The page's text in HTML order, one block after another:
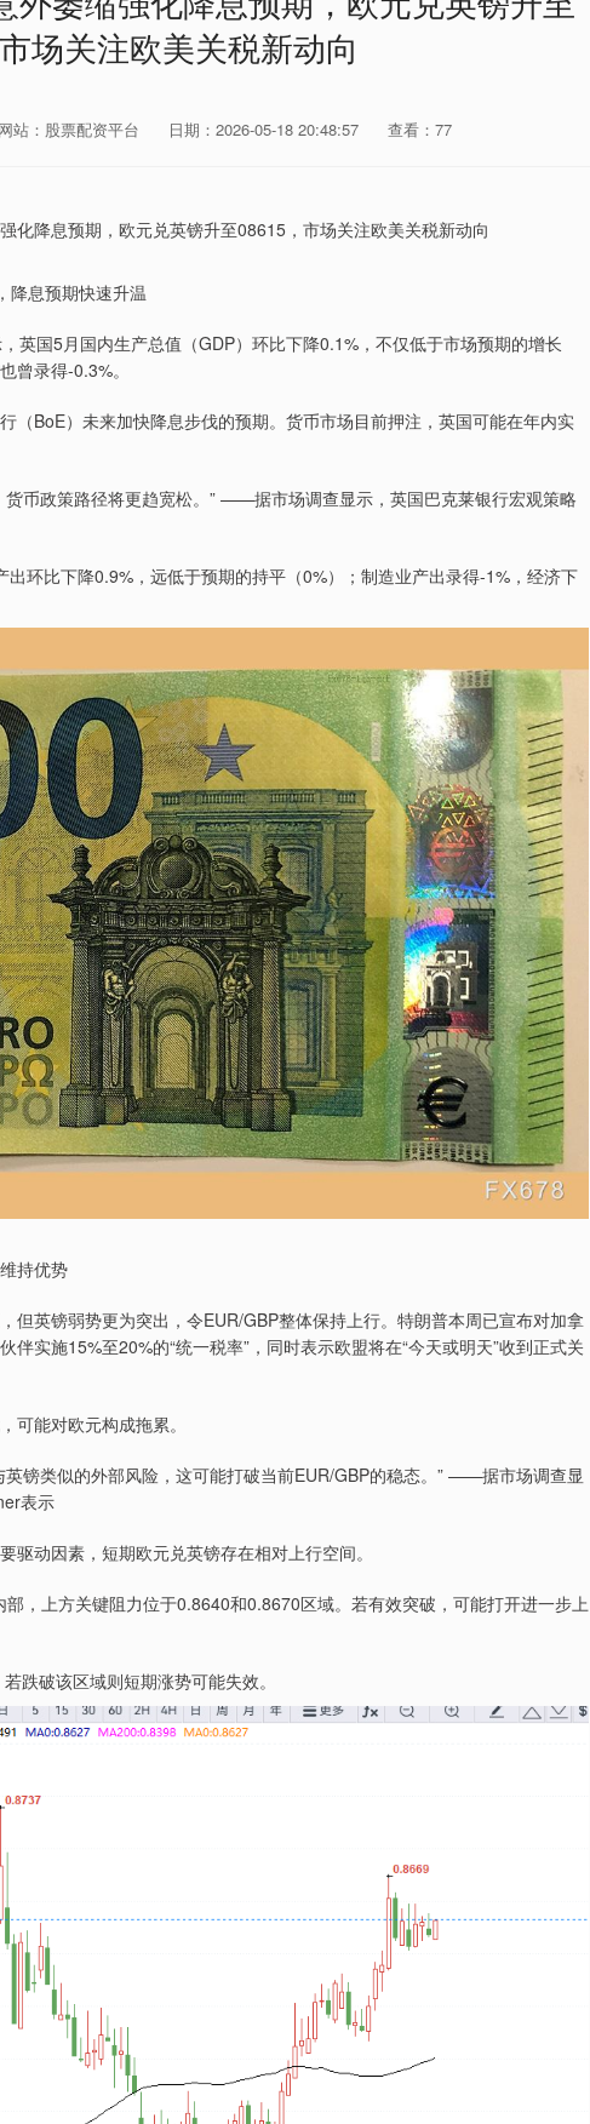
场关注欧美关税新动向
网站：股票配资平台 日期：2026-05-18 20:48:57 查看：77
息预期快速升温
国5月国内生产总值（GDP）环比下降0.1%，不仅低于市场预期的增长
曾录得-0.3%。
BoE）未来加快降息步伐的预期。货币市场目前押注，英国可能在年内实
币政策路径将更趋宽松。” ——据市场调查显示，英国巴克莱银行宏观策略
环比下降0.9%，远低于预期的持平（0%）；制造业产出录得-1%，经济下
持优势
英镑弱势更为突出，令EUR/GBP整体保持上行。特朗普本周已宣布对加拿
实施15%至20%的“统一税率”，同时表示欧盟将在“今天或明天”收到正式关
能对欧元构成拖累。
镑类似的外部风险，这可能打破当前EUR/GBP的稳态。” ——据市场调查显
表示
动因素，短期欧元兑英镑存在相对上行空间。
上方关键阻力位于0.8640和0.8670区域。若有效突破，可能打开进一步上
破该区域则短期涨势可能失效。